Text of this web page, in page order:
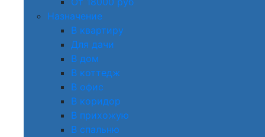
Назначение
В квартиру
Для дачи
В дом
В коттедж
В офис
В коридор
В прихожую
В спальню